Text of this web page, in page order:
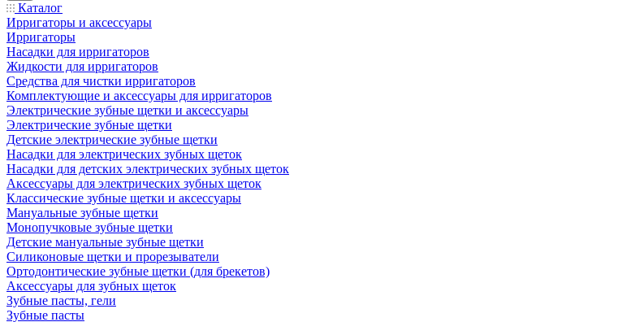
Каталог
Ирригаторы и аксессуары
Ирригаторы
Насадки для ирригаторов
Жидкости для ирригаторов
Средства для чистки ирригаторов
Комплектующие и аксессуары для ирригаторов
Электрические зубные щетки и аксессуары
Электрические зубные щетки
Детские электрические зубные щетки
Насадки для электрических зубных щеток
Насадки для детских электрических зубных щеток
Аксессуары для электрических зубных щеток
Классические зубные щетки и аксессуары
Мануальные зубные щетки
Монопучковые зубные щетки
Детские мануальные зубные щетки
Силиконовые щетки и прорезыватели
Ортодонтические зубные щетки (для брекетов)
Аксессуары для зубных щеток
Зубные пасты, гели
Зубные пасты